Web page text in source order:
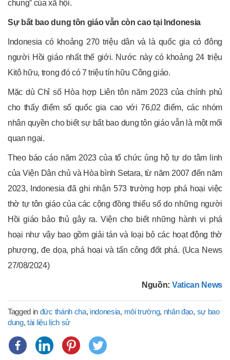
chung” của xã hội.
Sự bất bao dung tôn giáo vẫn còn cao tại Indonesia
Indonesia có khoảng 270 triệu dân và là quốc gia có đông
người Hồi giáo nhất thế giới. Nước này có khoảng 24 triệu
Kitô hữu, trong đó có 7 triệu tín hữu Công giáo.
Mặc dù Chỉ số Hòa hợp Liên tôn năm 2023 của chính phủ
cho thấy điểm số quốc gia cao với 76,02 điểm, các nhóm
nhân quyền cho biết sự bất bao dung tôn giáo vẫn là một mối
quan ngại.
Theo báo cáo năm 2023 của tổ chức ủng hộ tự do tâm linh
của Viện Dân chủ và Hòa bình Setara, từ năm 2007 đến năm
2023, Indonesia đã ghi nhận 573 trường hợp phá hoại việc
thờ tự tôn giáo của các cộng đồng thiểu số do những người
Hồi giáo bảo thủ gây ra. Viện cho biết những hành vi phá
hoại như vậy bao gồm giải tán và loại bỏ các hoạt động thờ
phượng, đe dọa, phá hoại và tấn công đốt phá. (Uca News
27/08/2024)
Nguồn: Vatican News
Tagged in đức thánh cha, indonesia, môi trường, nhân đạo, sự bao
dung,tài liệu lịch sử